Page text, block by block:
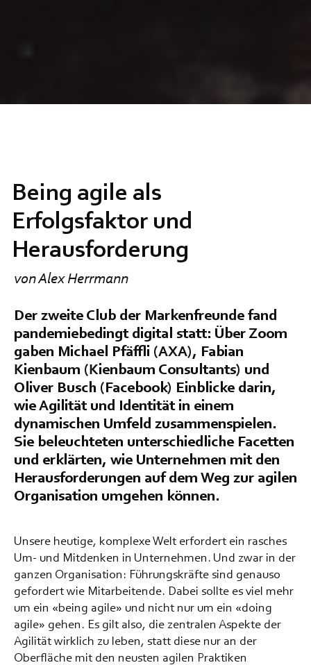
Being agile als
Erfolgsfaktor und
Herausforderung
von Alex Herrmann
Der zweite Club der Markenfreunde fand
pandemiebedingt digital statt: Über Zoom
gaben Michael Pfäffli (AXA), Fabian
Kienbaum (Kienbaum Consultants) und
Oliver Busch (Facebook) Einblicke darin,
wie Agilität und Identität in einem
dynamischen Umfeld zusammenspielen.
Sie beleuchteten unterschiedliche Facetten
und erklärten, wie Unternehmen mit den
Herausforderungen auf dem Weg zur agilen
Organisation umgehen können.
Unsere heutige, komplexe Welt erfordert ein rasches
Um- und Mitdenken in Unternehmen. Und zwar in der
ganzen Organisation: Führungskräfte sind genauso
gefordert wie Mitarbeitende. Dabei sollte es viel mehr
um ein «being agile» und nicht nur um ein «doing
agile» gehen. Es gilt also, die zentralen Aspekte der
Agilität wirklich zu leben, statt diese nur an der
Oberfläche mit den neusten agilen Praktiken